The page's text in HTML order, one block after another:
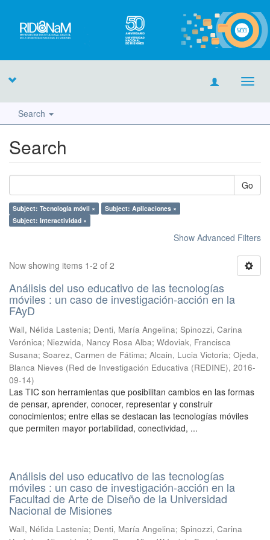
Search
Search
Go
Subject: Tecnología móvil ×
Subject: Aplicaciones ×
Subject: Interactividad ×
Show Advanced Filters
Now showing items 1-2 of 2
Análisis del uso educativo de las tecnologías
móviles : un caso de investigación-acción en la
FAyD
Wall, Nélida Lastenia; Denti, María Angelina; Spinozzi, Carina
Verónica; Niezwida, Nancy Rosa Alba; Wdoviak, Francisca
Susana; Soarez, Carmen de Fátima; Alcain, Lucia Victoria; Ojeda,
Blanca Nieves (Red de Investigación Educativa (REDINE), 2016-
09-14)
Las TIC son herramientas que posibilitan cambios en las formas
de pensar, aprender, conocer, representar y construir
conocimientos; entre ellas se destacan las tecnologías móviles
que permiten mayor portabilidad, conectividad, ...
Análisis del uso educativo de las tecnologías
móviles : un caso de investigación-acción en la
Facultad de Arte de Diseño de la Universidad
Nacional de Misiones
Wall, Nélida Lastenia; Denti, María Angelina; Spinozzi, Carina